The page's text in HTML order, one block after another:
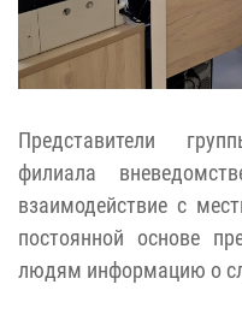
Представители
филиала
взаимодействие с
постоянной основе
людям информацию о